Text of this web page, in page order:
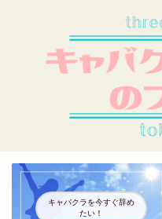
キャバクラを今すぐ辞め
たい！